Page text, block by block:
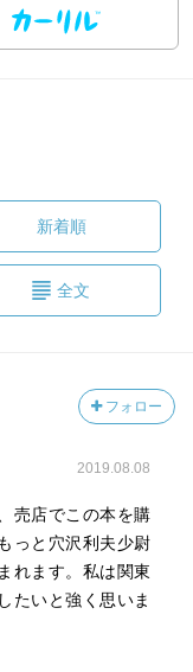
新着順
全文
フォロー
2019.08.08
売店でこの本を購
っと穴沢利夫少尉
れます。私は関東
たいと強く思いま